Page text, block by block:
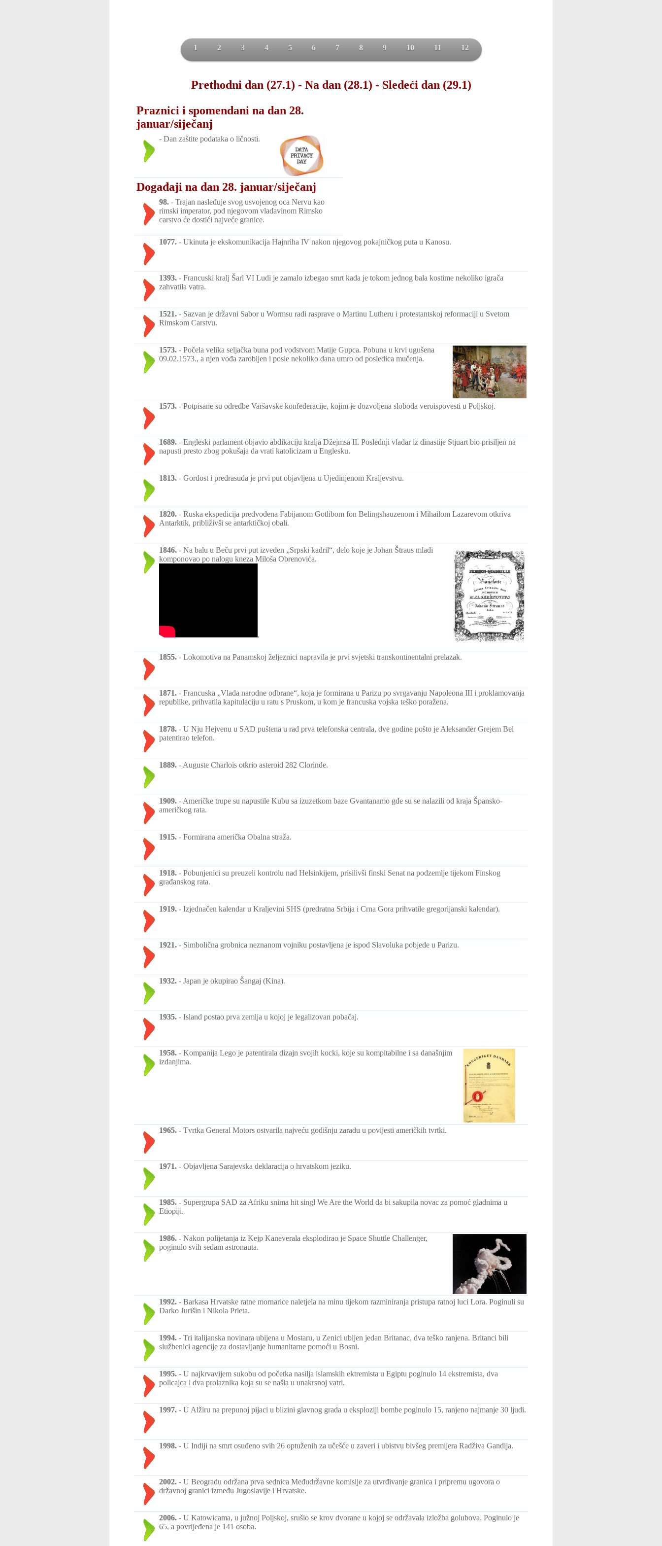
1 2 3 4 5 6 7 8 9 10 11 12
Prethodni dan (27.1) - Na dan (28.1) - Sledeći dan (29.1)
Praznici i spomendani na dan 28.
januar/siječanj
- Dan zaštite podataka o ličnosti.
Događaji na dan 28. januar/siječanj
98. - Trajan nasleđuje svog usvojenog oca Nervu kao
rimski imperator, pod njegovom vladavinom Rimsko
carstvo će dostići najveće granice.
1077. - Ukinuta je ekskomunikacija Hajnriha IV nakon njegovog pokajničkog puta u Kanosu.
1393. - Francuski kralj Šarl VI Ludi je zamalo izbegao smrt kada je tokom jednog bala kostime nekoliko igrača
zahvatila vatra.
1521. - Sazvan je državni Sabor u Wormsu radi rasprave o Martinu Lutheru i protestantskoj reformaciji u Svetom
Rimskom Carstvu.
1573. - Počela velika seljačka buna pod vođstvom Matije Gupca. Pobuna u krvi ugušena
09.02.1573., a njen vođa zarobljen i posle nekoliko dana umro od posledica mučenja.
1573. - Potpisane su odredbe Varšavske konfederacije, kojim je dozvoljena sloboda veroispovesti u Poljskoj.
1689. - Engleski parlament objavio abdikaciju kralja Džejmsa II. Poslednji vladar iz dinastije Stjuart bio prisiljen na
napusti presto zbog pokušaja da vrati katolicizam u Englesku.
1813. - Gordost i predrasuda je prvi put objavljena u Ujedinjenom Kraljevstvu.
1820. - Ruska ekspedicija predvođena Fabijanom Gotlibom fon Belingshauzenom i Mihailom Lazarevom otkriva
Antarktik, približivši se antarktičkoj obali.
1846. - Na balu u Beču prvi put izveden „Srpski kadril“, delo koje je Johan Štraus mlađi
komponovao po nalogu kneza Miloša Obrenovića.
.
1855. - Lokomotiva na Panamskoj željeznici napravila je prvi svjetski transkontinentalni prelazak.
1871. - Francuska „Vlada narodne odbrane“, koja je formirana u Parizu po svrgavanju Napoleona III i proklamovanja
republike, prihvatila kapitulaciju u ratu s Pruskom, u kom je francuska vojska teško poražena.
1878. - U Nju Hejvenu u SAD puštena u rad prva telefonska centrala, dve godine pošto je Aleksander Grejem Bel
patentirao telefon.
1889. -Auguste Charlois otkrio asteroid 282 Clorinde.
1909. -Američke trupe su napustile Kubu sa izuzetkom baze Gvantanamo gde su se nalazili od kraja Špansko-
američkog rata.
1915. - Formirana američka Obalna straža.
1918. - Pobunjenici su preuzeli kontrolu nad Helsinkijem, prisilivši finski Senat na podzemlje tijekom Finskog
građanskog rata.
1919. - Izjednačen kalendar u Kraljevini SHS (predratna Srbija i Crna Gora prihvatile gregorijanski kalendar).
1921. - Simbolična grobnica neznanom vojniku postavljena je ispod Slavoluka pobjede u Parizu.
1932. - Japan je okupirao Šangaj (Kina).
1935. - Island postao prva zemlja u kojoj je legalizovan pobačaj.
1958. - Kompanija Lego je patentirala dizajn svojih kocki, koje su kompitabilne i sa današnjim
izdanjima.
1965. - Tvrtka General Motors ostvarila najveću godišnju zaradu u povijesti američkih tvrtki.
1971. - Objavljena Sarajevska deklaracija o hrvatskom jeziku.
1985. - Supergrupa SAD za Afriku snima hit singl We Are the World da bi sakupila novac za pomoć gladnima u
Etiopiji.
1986. - Nakon polijetanja iz Kejp Kaneverala eksplodirao je Space Shuttle Challenger,
poginulo svih sedam astronauta.
1992. - Barkasa Hrvatske ratne mornarice naletjela na minu tijekom razminiranja pristupa ratnoj luci Lora. Poginuli su
Darko Jurišin i Nikola Prleta.
1994. - Tri italijanska novinara ubijena u Mostaru, u Zenici ubijen jedan Britanac, dva teško ranjena. Britanci bili
službenici agencije za dostavljanje humanitarne pomoći u Bosni.
1995. - U najkrvavijem sukobu od početka nasilja islamskih ektremista u Egiptu poginulo 14 ekstremista, dva
policajca i dva prolaznika koja su se našla u unakrsnoj vatri.
1997. - U Alžiru na prepunoj pijaci u blizini glavnog grada u eksploziji bombe poginulo 15, ranjeno najmanje 30 ljudi.
1998. - U Indiji na smrt osuđeno svih 26 optuženih za učešće u zaveri i ubistvu bivšeg premijera Radživa Gandija.
2002. - U Beogradu održana prva sednica Međudržavne komisije za utvrđivanje granica i pripremu ugovora o
državnoj granici između Jugoslavije i Hrvatske.
2006. - U Katowicama, u južnoj Poljskoj, srušio se krov dvorane u kojoj se održavala izložba golubova. Poginulo je
65, a povrijeđena je 141 osoba.